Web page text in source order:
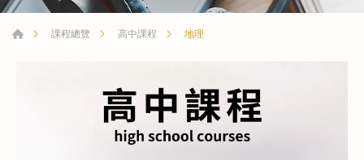
課程總覽 高中課程 地理